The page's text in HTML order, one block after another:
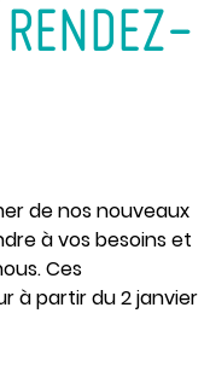
RENDEZ-
de nos nouveaux
à vos besoins et
Ces
à partir du 2 janvier